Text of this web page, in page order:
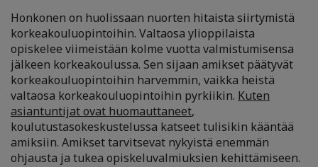
Honkonen on huolissaan nuorten hitaista siirtymistä
korkeakouluopintoihin. Valtaosa ylioppilaista
opiskelee viimeistään kolme vuotta valmistumisensa
jälkeen korkeakoulussa. Sen sijaan amikset päätyvät
korkeakouluopintoihin harvemmin, vaikka heistä
valtaosa korkeakouluopintoihin pyrkiikin. Kuten
asiantuntijat ovat huomauttaneet,
koulutustasokeskustelussa katseet tulisikin kääntää
amiksiin. Amikset tarvitsevat nykyistä enemmän
ohjausta ja tukea opiskeluvalmiuksien kehittämiseen.